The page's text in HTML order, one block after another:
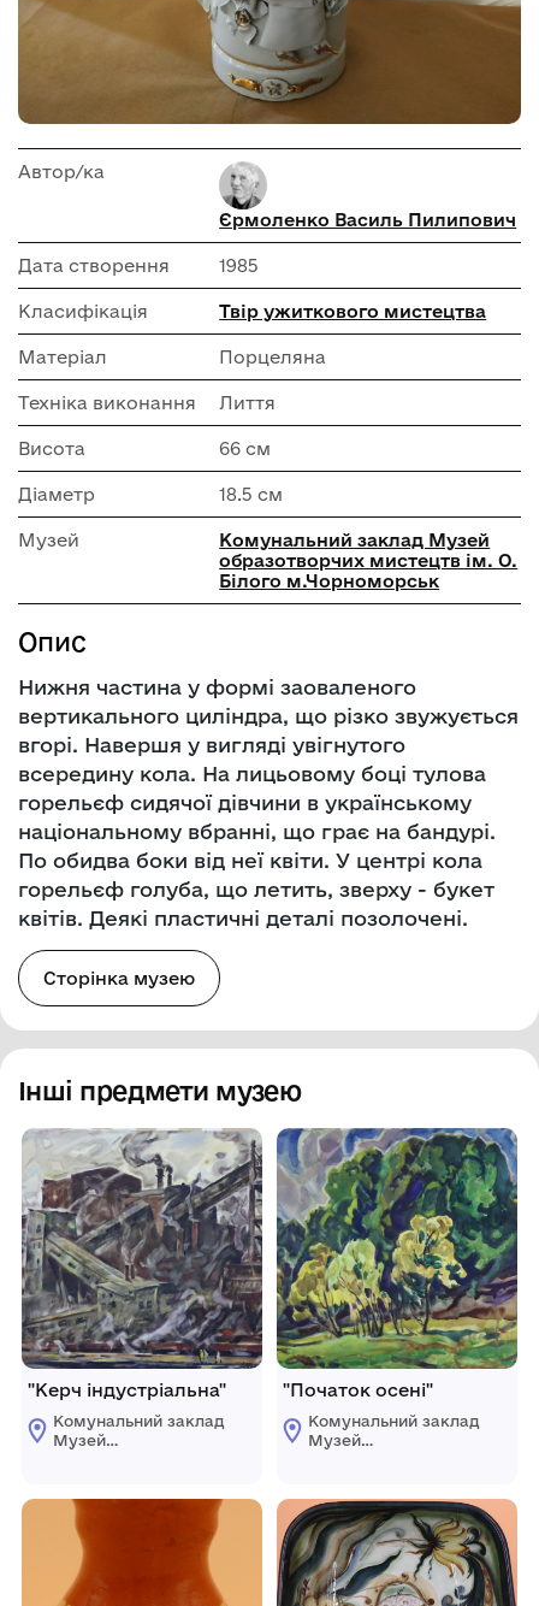
Автор/ка
Єрмоленко Василь Пилипович
Дата створення 1985
Класифікація Твір ужиткового мистецтва
Матеріал Порцеляна
Техніка виконання Лиття
Висота 66 см
Діаметр 18.5 см
Музей
Комунальний заклад Музей
образотворчих мистецтв ім. О.
Білого м.Чорноморськ
Опис
Нижня частина у формі заоваленого
вертикального циліндра, що різко звужується
вгорі. Навершя у вигляді увігнутого
всередину кола. На лицьовому боці тулова
горельєф сидячої дівчини в українському
національному вбранні, що грає на бандурі.
По обидва боки від неї квіти. У центрі кола
горельєф голуба, що летить, зверху - букет
квітів. Деякі пластичні деталі позолочені.
Сторінка музею
Інші предмети музею
"Керч індустріальна"
Комунальний заклад
Музей
Білого
"Початок осені"
Комунальний заклад
Музей
Білого
м.Чорноморськ